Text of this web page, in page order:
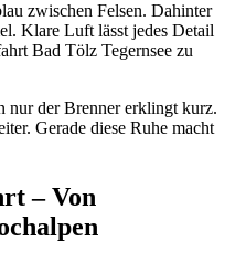
zwischen Felsen. Dahinter
Klare Luft lässt jedes Detail
Bad Tölz Tegernsee zu
nur der Brenner erklingt kurz.
Gerade diese Ruhe macht
– Von